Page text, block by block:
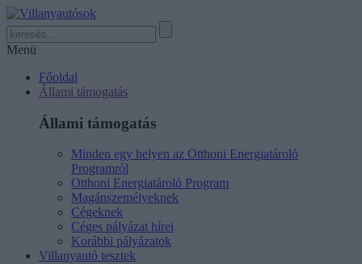
Menü
Főoldal
Állami támogatás
Állami támogatás
Minden egy helyen az Otthoni Energiatároló
Programról
Otthoni Energiatároló Program
Magánszemélyeknek
Cégeknek
Céges pályázat hírei
Korábbi pályázatok
Villanyautó tesztek